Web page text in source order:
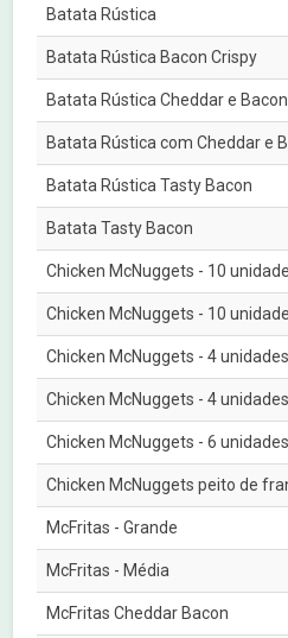
Batata Rústica
Batata Rústica Bacon Crispy
Batata Rústica Cheddar e Bacon
Batata Rústica com Cheddar e
Batata Rústica Tasty Bacon
Batata Tasty Bacon
Chicken McNuggets - 10
Chicken McNuggets - 10
Chicken McNuggets - 4 unidades
Chicken McNuggets - 4
Chicken McNuggets - 6
Chicken McNuggets peito de
McFritas - Grande
McFritas - Média
McFritas Cheddar Bacon